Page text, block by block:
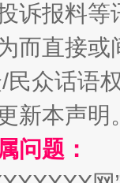
诉报料
而直接
民众话语
新本声明
问题：